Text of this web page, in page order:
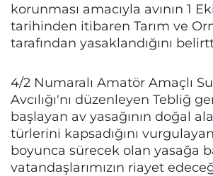
korunması amacıyla avının 1
tarihinden itibaren Tarım ve
tarafından yasaklandığını
4/2 Numaralı Amatör Amaçlı
Avcılığı'nı düzenleyen Tebliğ
başlayan av yasağının doğal
türlerini kapsadığını
boyunca sürecek olan yasağa
vatandaşlarımızın riayet